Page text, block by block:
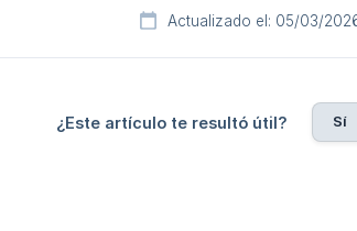
Actualizado el: 05/03/
¿Este artículo te resultó útil? Sí